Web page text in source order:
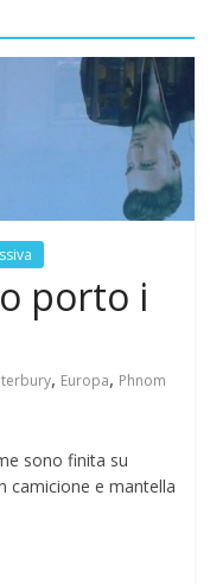
porto i
, Europa, Phnom
sono finita su
camicione e mantella